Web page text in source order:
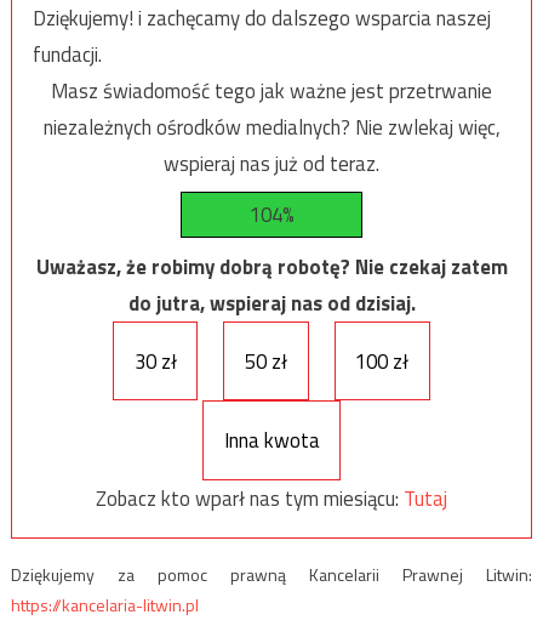
Dziękujemy! i zachęcamy do dalszego wsparcia naszej
fundacji.
Masz świadomość tego jak ważne jest przetrwanie
niezależnych ośrodków medialnych? Nie zwlekaj więc,
wspieraj nas już od teraz.
104%
Uważasz, że robimy dobrą robotę? Nie czekaj zatem
do jutra, wspieraj nas od dzisiaj.
30 zł
50 zł 100 zł
Inna kwota
Zobacz kto wparł nas tym miesiącu: Tutaj
Dziękujemy za pomoc prawną Kancelarii Prawnej Litwin:
https://kancelaria-litwin.pl